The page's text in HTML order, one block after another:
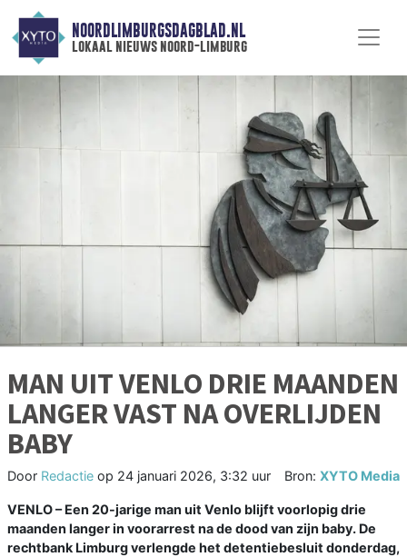
NOORDLIMBURGSDAGBLAD.NL
lokaal nieuws noord-limburg
MAN UIT VENLO DRIE MAANDEN
LANGER VAST NA OVERLIJDEN
BABY
Door Redactie op 24 januari 2026, 3:32 uur Bron: XYTO Media
VENLO – Een 20-jarige man uit Venlo blijft voorlopig drie
maanden langer in voorarrest na de dood van zijn baby. De
rechtbank Limburg verlengde het detentiebesluit donderdag,